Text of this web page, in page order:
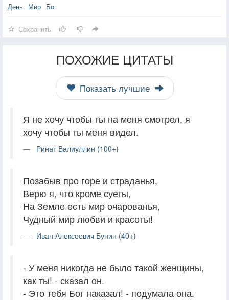
День Мир Бог
Сохранить
ПОХОЖИЕ ЦИТАТЫ
Показать лучшие
Я не хочу чтобы ты на меня смотрел, я
хочу чтобы ты меня видел.
Ринат Валиуллин (100+)
Позабыв про горе и страданья,
Верю я, что кроме суеты,
На Земле есть мир очарованья,
Чудный мир любви и красоты!
Иван Алексеевич Бунин (40+)
- У меня никогда не было такой женщины,
как ты! - сказал он.
- Это тебя Бог наказал! - подумала она.